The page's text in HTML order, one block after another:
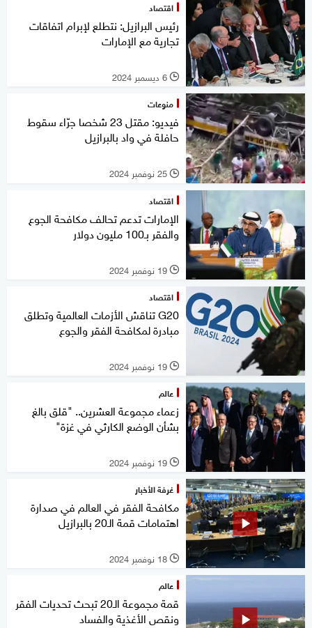
اقتصاد
رئيس البرازيل: نتطلع لإبرام اتفاقات
تجارية مع الإمارات
l 6 ديسمبر 2024
منوعات
فيديو: مقتل 23 شخصا جرّاء سقوط
حافلة في واد بالبرازيل
l 25 نوفمبر 2024
اقتصاد
الإمارات تدعم تحالف مكافحة الجوع
والفقر بـ100 مليون دولار
l 19 نوفمبر 2024
اقتصاد
G20 تناقش الأزمات العالمية وتطلق
مبادرة لمكافحة الفقر والجوع
l 19 نوفمبر 2024
عالم
زعماء مجموعة العشرين.. "قلق بالغ
بشأن الوضع الكارثي في غزة"
l 19 نوفمبر 2024
غرفة الأخبار
مكافحة الفقر في العالم في صدارة
اهتمامات قمة الـ20 بالبرازيل
l 18 نوفمبر 2024
عالم
قمة مجموعة الـ20 تبحث تحديات الفقر
ونقص الأغذية والفساد